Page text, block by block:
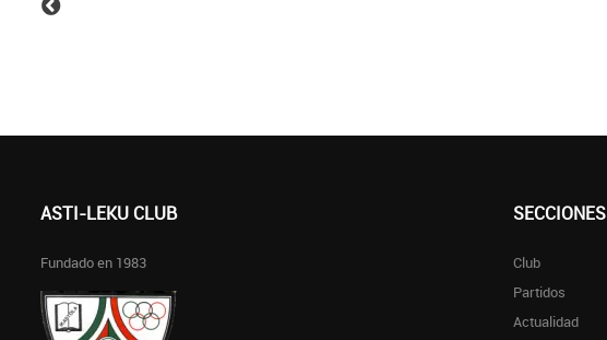
ASTI-LEKU CLUB
Fundado en 1983
SECCIONES
Club
Partidos
Actualidad